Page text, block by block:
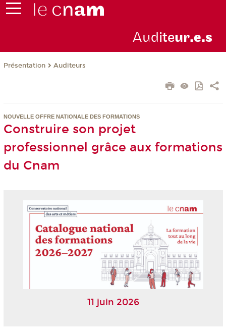
Auditeur.e.s
Présentation Auditeurs
NOUVELLE OFFRE NATIONALE DES FORMATIONS
Construire son projet
professionnel grâce aux formations
du Cnam
11 juin 2026